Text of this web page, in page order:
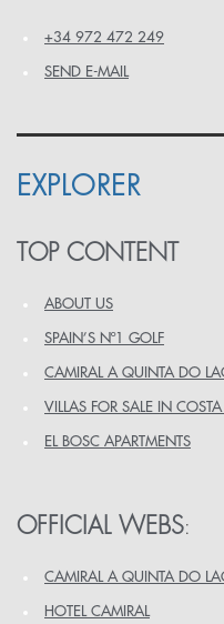
+34 972 472 249
SEND E-MAIL
EXPLORER
TOP CONTENT
ABOUT US
SPAIN’S Nº1 GOLF
CAMIRAL A QUINTA DO
VILLAS FOR SALE IN COSTA
EL BOSC APARTMENTS
OFFICIAL WEBS:
CAMIRAL A QUINTA DO
HOTEL CAMIRAL